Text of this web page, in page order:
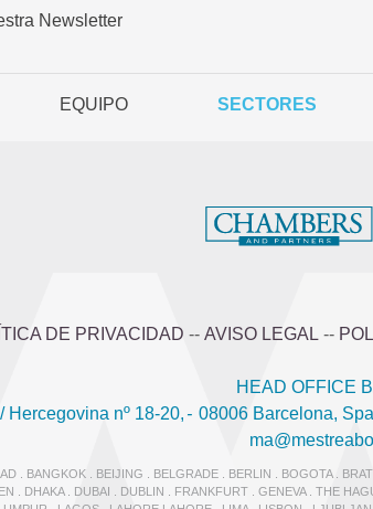
Newsletter
EQUIPO SECTORES
DE PRIVACIDAD -- AVISO LEGAL --
HEAD OFFICE
Hercegovina nº 18-20, - 08006 Barcelona,
. BANGKOK . BEIJING . BELGRADE . BERLIN . BOGOTA .
. DHAKA . DUBAI . DUBLIN . FRANKFURT . GENEVA . THE